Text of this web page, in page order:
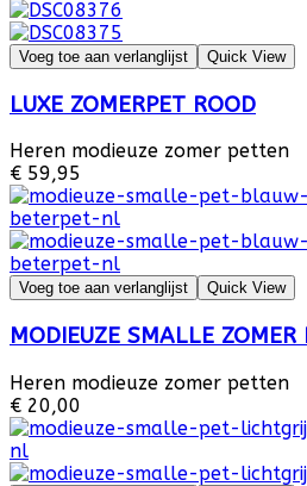
Voeg toe aan verlanglijst Quick View
LUXE ZOMERPET ROOD
Heren modieuze zomer petten
€ 59,95
Voeg toe aan verlanglijst Quick View
MODIEUZE SMALLE ZOMER
Heren modieuze zomer petten
€ 20,00